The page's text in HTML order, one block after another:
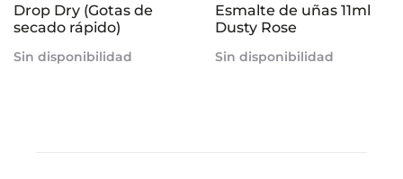
Drop Dry (Gotas de
secado rápido)
Sin disponibilidad
Esmalte de uñas 11ml
Dusty Rose
Sin disponibilidad